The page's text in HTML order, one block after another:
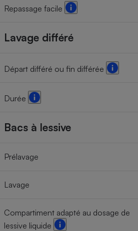
Repassage facile
Lavage différé
Départ différé ou fin différée
Durée
Bacs à lessive
Prélavage
Lavage
Compartiment adapté au dosage de
lessive liquide